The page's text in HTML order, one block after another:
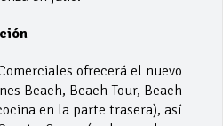
ofrecerá el nuevo
Beach, Beach Tour, Beach
en la parte trasera), así